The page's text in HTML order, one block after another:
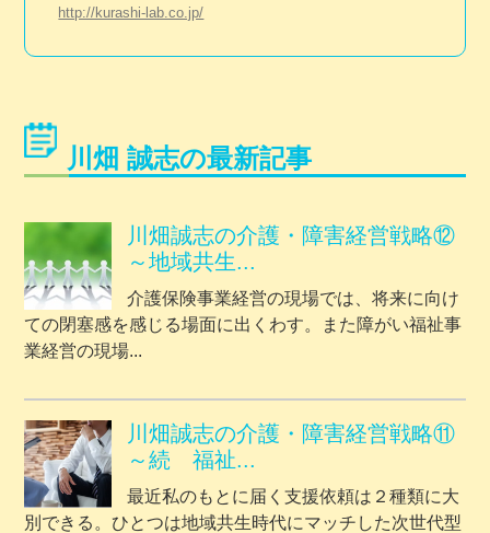
http://kurashi-lab.co.jp/
川畑 誠志の最新記事
川畑誠志の介護・障害経営戦略⑫
～地域共生...
介護保険事業経営の現場では、将来に向け
ての閉塞感を感じる場面に出くわす。また障がい福祉事
業経営の現場...
川畑誠志の介護・障害経営戦略⑪
～続 福祉...
最近私のもとに届く支援依頼は２種類に大
別できる。ひとつは地域共生時代にマッチした次世代型